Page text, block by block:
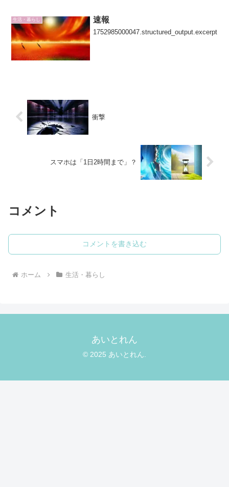
生活・暮らし 速報
1752985000047.structured_output.excerpt
衝撃
スマホは「1日2時間まで」？
コメント
コメントを書き込む
ホーム 生活・暮らし
あいとれん
© 2025 あいとれん.